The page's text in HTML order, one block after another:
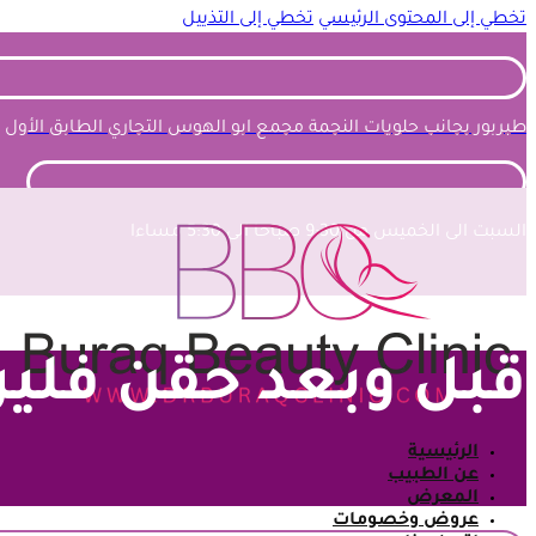
تخطي إلى المحتوى الرئيسي تخطي إلى التذييل
طبربور بجانب حلويات النجمة مجمع ابو الهوس التجاري الطابق الأول
السبت الى الخميس من 9:30 صباحا الى 5:30 مساءا
الرئيسية
عن الطبيب
المعرض
عروض وخصومات
قبل وبعد حقن